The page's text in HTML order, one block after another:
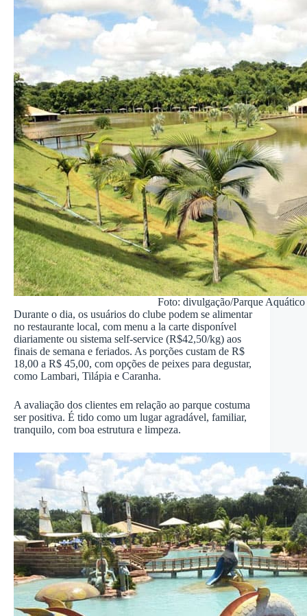
Foto: divulgação/Parque Aquático
Durante o dia, os usuários do clube podem se alimentar
no restaurante local, com menu a la carte disponível
diariamente ou sistema self-service (R$42,50/kg) aos
finais de semana e feriados. As porções custam de R$
18,00 a R$ 45,00, com opções de peixes para degustar,
como Lambari, Tilápia e Caranha.
A avaliação dos clientes em relação ao parque costuma
ser positiva. É tido como um lugar agradável, familiar,
tranquilo, com boa estrutura e limpeza.